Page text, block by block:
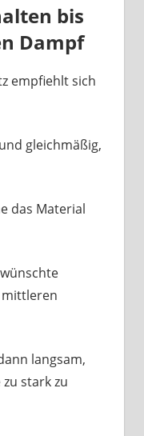
bis
Dampf
empfiehlt sich
gleichmäßig,
das Material
langsam,
stark zu